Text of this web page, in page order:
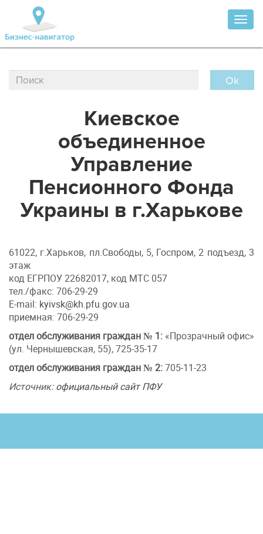
Ok
Киевское
объединенное
Управление
Пенсионного Фонда
Украины в г.Харькове
61022, г.Харьков, пл.Свободы, 5, Госпром, 2 подъезд, 3
этаж
код ЕГРПОУ 22682017, код МТС 057
тел./факс: 706-29-29
E-mail: kyivsk@kh.pfu.gov.ua
приемная: 706-29-29
отдел обслуживания граждан № 1: «Прозрачный офис»
(ул. Чернышевская, 55), 725-35-17
отдел обслуживания граждан № 2:705-11-23
Источник:официальный сайт ПФУ